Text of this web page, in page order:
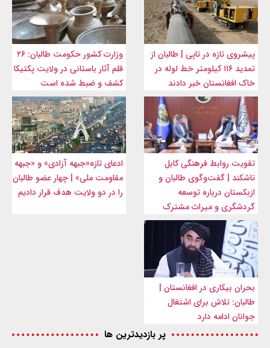
پیشروی تازه در تاپی | طالبان از
تمدید ۱۱۶ کیلومتر خط لوله در
خاک افغانستان خبر دادند
وزارت کشور حکومت طالبان: ۲۶
قلم آثار باستانی در ولایت پکتیکا
کشف و ضبط شده است
تقویت روابط فرهنگی کابل
تاشکند | گفت‌وگوی طالبان و
ازبکستان درباره توسعه
گردشگری و میراث مشترک
ادعای تازه«جبهه آزادی» و «جبهه
مقاومت ملی» | چهار عضو طالبان
را در دو ولایت هدف قرار دادیم
بحران بیکاری در افغانستان |
طالبان: تلاش برای اشتغال
جوانان ادامه دارد
پر بازدیدترین ها